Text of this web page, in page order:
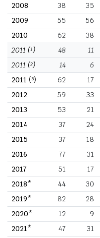
2008
38 35
2009
55 56
2010
62 38
2011 (¹) 48 11
2011 (²) 14 6
2011 (³) 62 17
2012
59 33
2013
53 21
2014
37 24
2015
37 18
2016
77 31
2017
51 17
2018*
44 30
2019*
82 28
2020*
12 9
2021*
47 31